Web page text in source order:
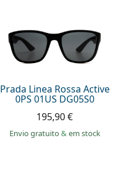
Prada Linea Rossa Active
0PS 01US DG05S0
195,90 €
Envio gratuito& em stock